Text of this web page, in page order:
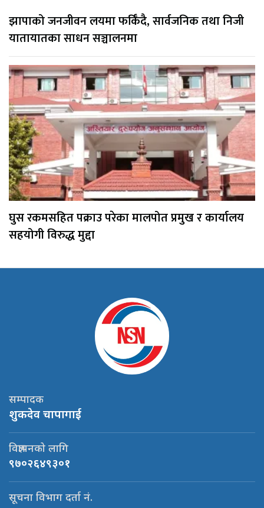
झापाको जनजीवन लयमा फर्किँदै, सार्वजनिक तथा निजी
यातायातका साधन सञ्चालनमा
घुस रकमसहित पक्राउ परेका मालपोत प्रमुख र कार्यालय
सहयोगी विरुद्ध मुद्दा
सम्पादक
शुकदेव चापागाई
विज्ञापनको लागि
९७०२६४९३०१
सूचना विभाग दर्ता नं.